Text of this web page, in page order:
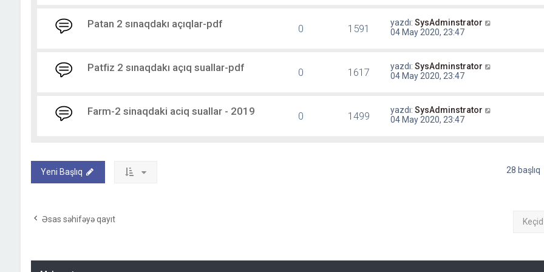
Patan 2 sınaqdakı açıqlar-pdf 0 1591 yazdı:SysAdminstrator
04 May 2020, 23:47
Patfiz 2 sınaqdakı açıq suallar-pdf 0 1617 yazdı:SysAdminstrator
04 May 2020, 23:47
Farm-2 sinaqdaki aciq suallar - 2019 0 1499 yazdı:SysAdminstrator
04 May 2020, 23:47
Yeni Başlıq 28 başlıq
Əsas səhifəyə qayıt